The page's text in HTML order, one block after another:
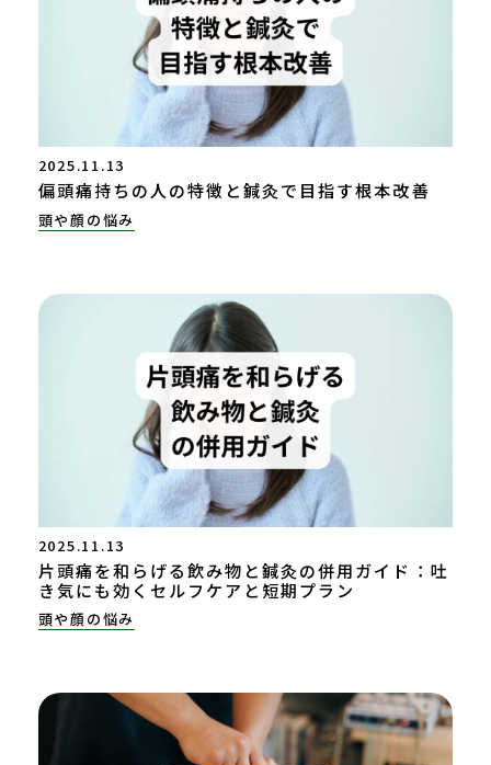
2025.11.13
偏頭痛持ちの人の特徴と鍼灸で目指す根本改善
頭や顔の悩み
2025.11.13
片頭痛を和らげる飲み物と鍼灸の併用ガイド：吐
き気にも効くセルフケアと短期プラン
頭や顔の悩み